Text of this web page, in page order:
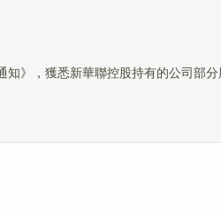
》，獲悉新華聯控股持有的公司部